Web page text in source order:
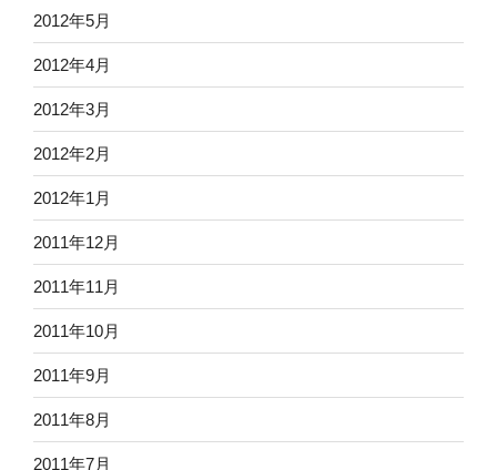
2012年5月
2012年4月
2012年3月
2012年2月
2012年1月
2011年12月
2011年11月
2011年10月
2011年9月
2011年8月
2011年7月